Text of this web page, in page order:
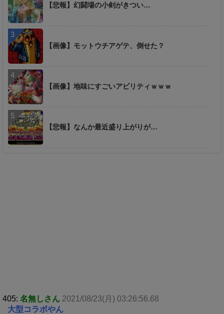
【悲報】幻闘場の小剣がきつい…
【画像】モットウチアゲテ、倒せた？
【画像】地味にすごいアビリティｗｗｗ
【悲報】なんか最近盛り上がりが…
405: 名無しさん 2021/08/23(月) 03:26:56.68
大型コラボやん